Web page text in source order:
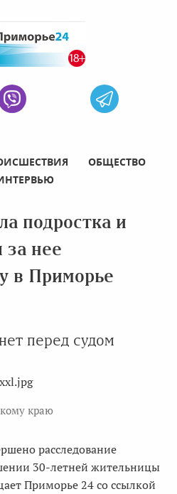
ОБЩЕСТВО
подростка и
за нее
в Приморье
перед судом
краю
расследование
30-летней жительницы
Приморье 24 со ссылкой